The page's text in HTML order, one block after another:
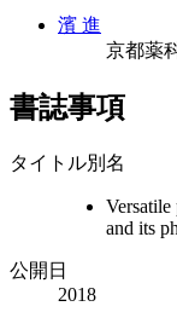
濱 進
京都薬
書誌事項
タイトル別名
and its
公開日
2018